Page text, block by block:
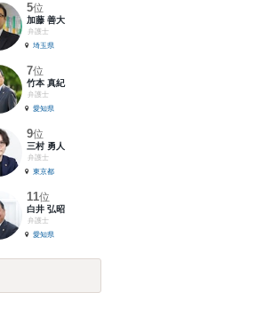
5位
加藤 善大
弁護士
埼玉県
7位
竹本 真紀
弁護士
愛知県
9位
三村 勇人
弁護士
東京都
11位
白井 弘昭
弁護士
愛知県